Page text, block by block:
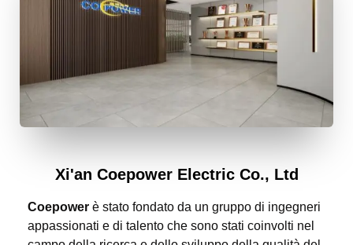
Xi'an Coepower Electric Co., Ltd
Coepower è stato fondato da un gruppo di ingegneri
appassionati e di talento che sono stati coinvolti nel